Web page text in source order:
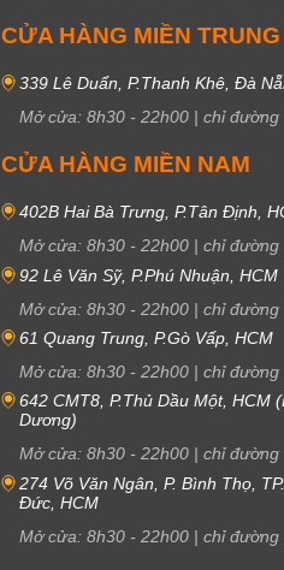
CỬA HÀNG MIỀN TRUNG
339 Lê Duẩn, P.Thanh Khê, Đà
Mở cửa: 8h30 - 22h00 | chỉ đường
CỬA HÀNG MIỀN NAM
402B Hai Bà Trưng, P.Tân Định,
Mở cửa: 8h30 - 22h00 | chỉ đường
92 Lê Văn Sỹ, P.Phú Nhuận, HCM
Mở cửa: 8h30 - 22h00 | chỉ đường
61 Quang Trung, P.Gò Vấp, HCM
Mở cửa: 8h30 - 22h00 | chỉ đường
642 CMT8, P.Thủ Dầu Một, HCM
Dương)
Mở cửa: 8h30 - 22h00 | chỉ đường
274 Võ Văn Ngân, P. Bình Thọ,
Đức, HCM
Mở cửa: 8h30 - 22h00 | chỉ đường